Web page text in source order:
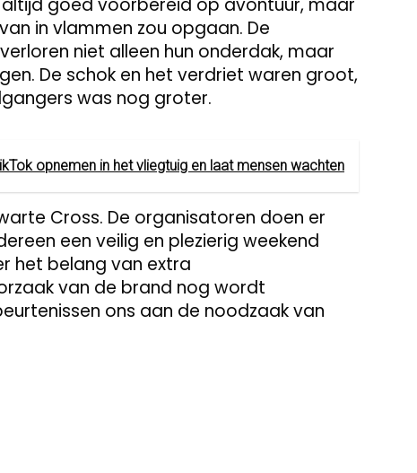
in vlammen zou opgaan. De
niet alleen hun onderdak, maar
De schok en het verdriet waren groot,
was nog groter.
opnemen in het vliegtuig en laat mensen wachten
Cross. De organisatoren doen er
een veilig en plezierig weekend
het belang van extra
van de brand nog wordt
ons aan de noodzaak van